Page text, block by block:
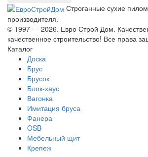
Строганные сухие
производителя.
© 1997 — 2026. Евро Строй Дом.
качественное строительство! Все права
Каталог
Доска
Брус
Брусок
Блок-хаус
Вагонка
Имитация бруса
Фанера
OSB
Мебельный щит
Крепеж